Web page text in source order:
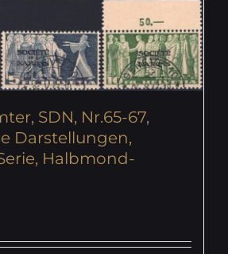
SDN, Nr.65-67,
Darstellungen,
Halbmond-